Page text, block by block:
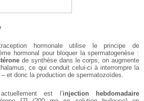
hormonale utilise le principe de
hormonal pour bloquer la spermatogenèse :
de synthèse dans le corps, on augmente
ce qui conduit celui-ci à interrompre la
et donc la production de spermatozoïdes.
est l’injection hebdomadaire